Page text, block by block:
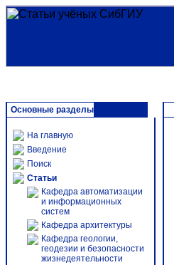
Основные разделы
На главную
Введение
Поиск
Статьи
Кафедра автоматизации
и информационных
систем
Кафедра архитектуры
Кафедра геологии,
геодезии и безопасности
жизнедеятельности